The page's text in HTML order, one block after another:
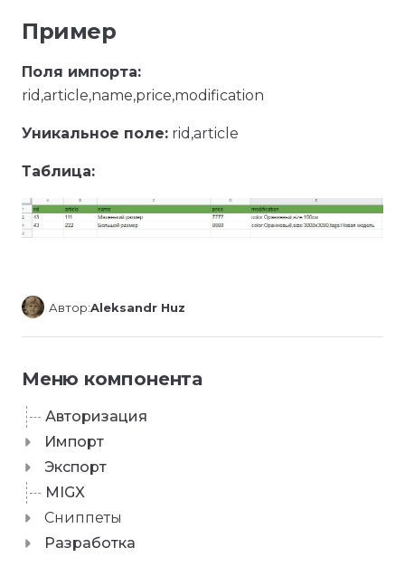
Пример
Поля импорта:
rid,article,name,price,modification
Уникальное поле: rid,article
Таблица:
Автор:Aleksandr Huz
Меню компонента
Авторизация
Импорт
Экспорт
MIGX
Сниппеты
Разработка